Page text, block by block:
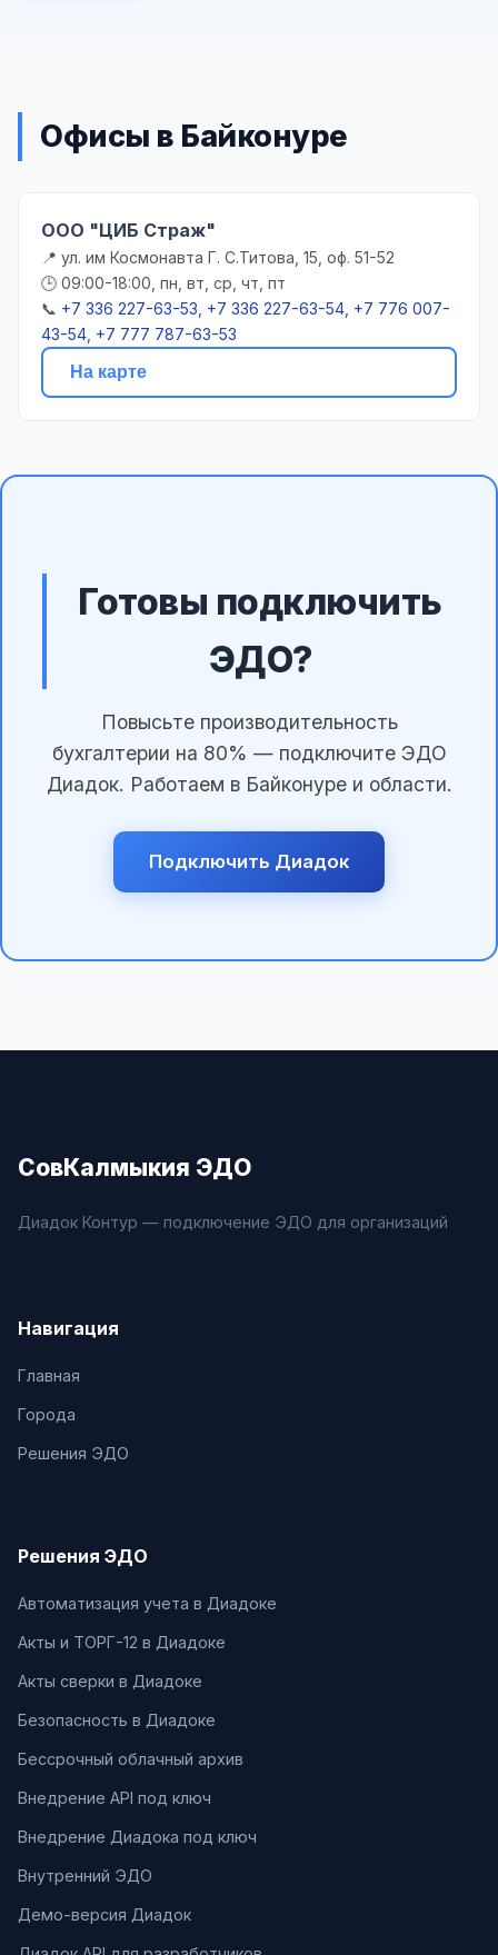
Офисы в Байконуре
ООО "ЦИБ Страж"
📍 ул. им Космонавта Г. С.Титова, 15, оф. 51-52
🕒 09:00-18:00, пн, вт, ср, чт, пт
📞 +7 336 227-63-53, +7 336 227-63-54, +7 776 007-
43-54, +7 777 787-63-53
На карте
Готовы подключить
ЭДО?
Повысьте производительность
бухгалтерии на 80% — подключите ЭДО
Диадок. Работаем в Байконуре и области.
Подключить Диадок
СовКалмыкия ЭДО
Диадок Контур — подключение ЭДО для организаций
Навигация
Главная
Города
Решения ЭДО
Решения ЭДО
Автоматизация учета в Диадоке
Акты и ТОРГ-12 в Диадоке
Акты сверки в Диадоке
Безопасность в Диадоке
Бессрочный облачный архив
Внедрение API под ключ
Внедрение Диадока под ключ
Внутренний ЭДО
Демо-версия Диадок